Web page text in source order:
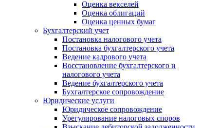
Оценка векселей
Оценка облигаций
Оценка ценных бумаг
Бухгалтерский учет
Постановка налогового учета
Постановка бухгалтерского учета
Ведение кадрового учета
Восстановление бухгалтерского и
налогового учета
Ведение бухгалтерского учета
Бухгалтерское сопровождение
Юридические услуги
Юридическое сопровождение
Урегулирование налоговых споров